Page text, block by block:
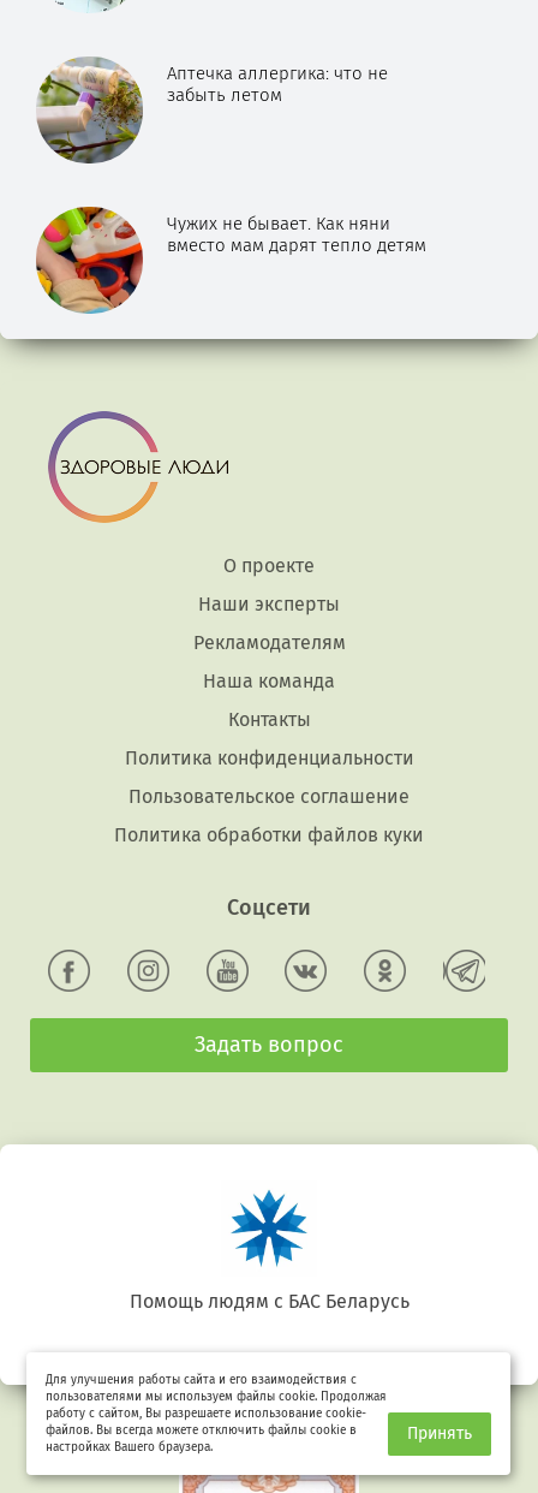
Аптечка аллергика: что не
забыть летом
Чужих не бывает. Как няни
вместо мам дарят тепло детям
О проекте
Наши эксперты
Рекламодателям
Наша команда
Контакты
Политика конфиденциальности
Пользовательское соглашение
Политика обработки файлов куки
Соцсети
Задать вопрос
Беларусь. Gluten free
Предыдущий
Для улучшения работы сайта и его взаимодействия с
пользователями мы используем файлы cookie. Продолжая
работу с сайтом, Вы разрешаете использование cookie-
файлов. Вы всегда можете отключить файлы cookie в
настройках Вашего браузера.
Принять